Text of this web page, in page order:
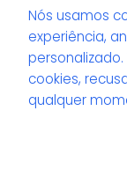
Nós usamos
experiência,
cookies,
qualquer